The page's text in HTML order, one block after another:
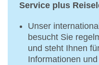
Service plus
Unser
besucht Sie
und steht Ihnen
Informationen